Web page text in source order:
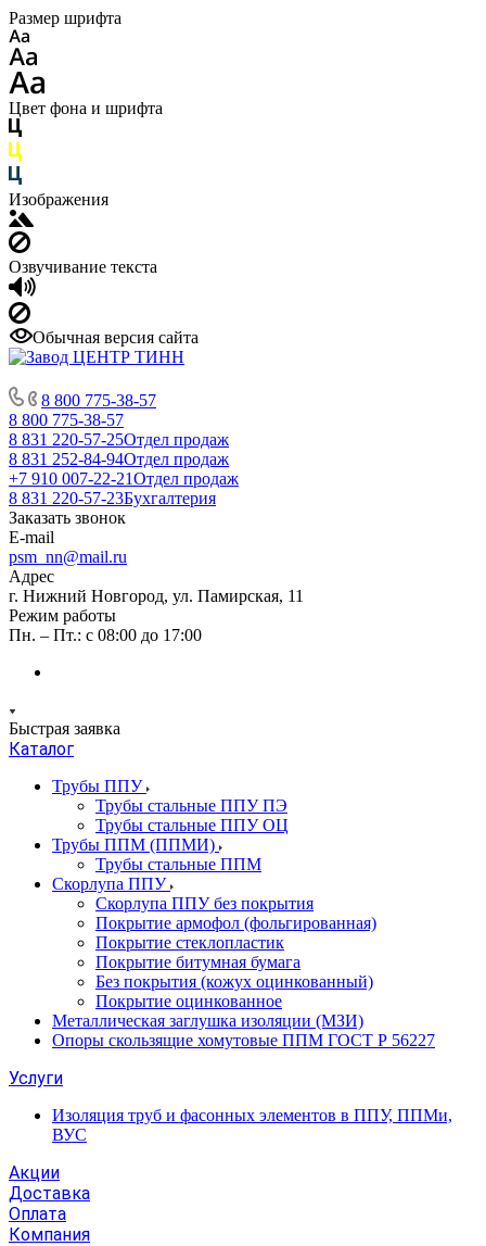
Размер шрифта
Цвет фона и шрифта
Изображения
Озвучивание текста
Обычная версия сайта
8 800 775-38-57
8 800 775-38-57
8 831 220-57-25Отдел продаж
8 831 252-84-94Отдел продаж
+7 910 007-22-21Отдел продаж
8 831 220-57-23Бухгалтерия
Заказать звонок
E-mail
psm_nn@mail.ru
Адрес
г. Нижний Новгород, ул. Памирская, 11
Режим работы
Пн. – Пт.: с 08:00 до 17:00
Быстрая заявка
Каталог
Трубы ППУ
Трубы стальные ППУ ПЭ
Трубы стальные ППУ ОЦ
Трубы ППМ (ППМИ)
Трубы стальные ППМ
Скорлупа ППУ
Скорлупа ППУ без покрытия
Покрытие армофол (фольгированная)
Покрытие стеклопластик
Покрытие битумная бумага
Без покрытия (кожух оцинкованный)
Покрытие оцинкованное
Металлическая заглушка изоляции (МЗИ)
Опоры скользящие хомутовые ППМ ГОСТ Р 56227
Услуги
Изоляция труб и фасонных элементов в ППУ, ППМи,
ВУС
Акции
Доставка
Оплата
Компания